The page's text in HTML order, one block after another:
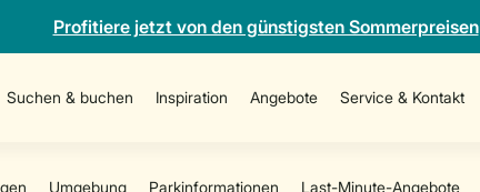
Profitiere jetzt von den günstigsten Sommerpreisen
Suchen & buchen Inspiration Angebote Service & Kontakt